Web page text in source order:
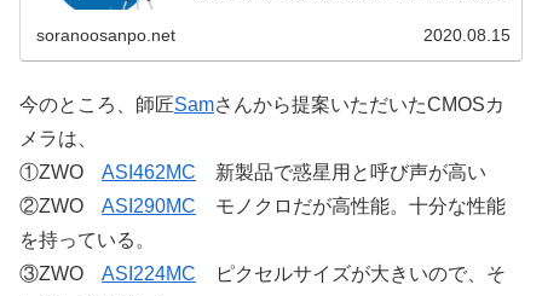
soranoosanpo.net 2020.08.15
今のところ、師匠Samさんから提案いただいたCMOSカ
メラは、
①ZWO ASI462MC 新製品で惑星用と呼び声が高い
②ZWO ASI290MC モノクロだが高性能。十分な性能
を持っている。
③ZWO ASI224MC ピクセルサイズが大きいので、そ